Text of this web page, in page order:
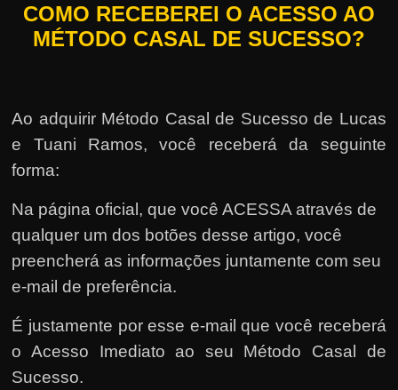
COMO RECEBEREI O ACESSO AO
MÉTODO CASAL DE SUCESSO?
Ao adquirir Método Casal de Sucesso de Lucas
e Tuani Ramos, você receberá da seguinte
forma:
Na página oficial, que você ACESSA através de
qualquer um dos botões desse artigo, você
preencherá as informações juntamente com seu
e-mail de preferência.
É justamente por esse e-mail que você receberá
o Acesso Imediato ao seu Método Casal de
Sucesso.